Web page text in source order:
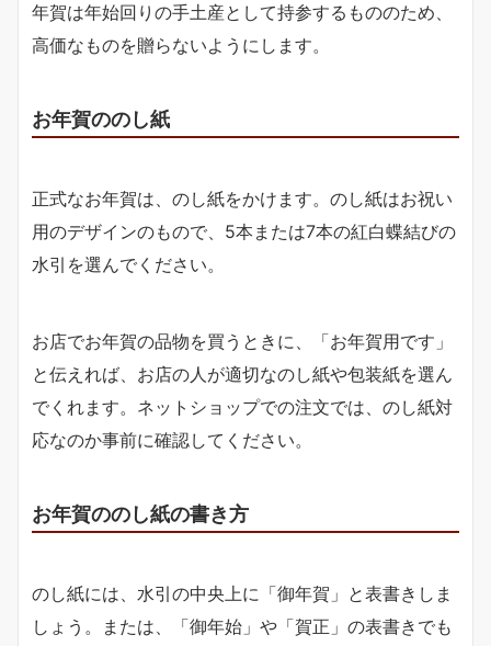
年賀は年始回りの手土産として持参するもののため、
高価なものを贈らないようにします。
お年賀ののし紙
正式なお年賀は、のし紙をかけます。のし紙はお祝い
用のデザインのもので、5本または7本の紅白蝶結びの
水引を選んでください。
お店でお年賀の品物を買うときに、「お年賀用です」
と伝えれば、お店の人が適切なのし紙や包装紙を選ん
でくれます。ネットショップでの注文では、のし紙対
応なのか事前に確認してください。
お年賀ののし紙の書き方
のし紙には、水引の中央上に「御年賀」と表書きしま
しょう。または、「御年始」や「賀正」の表書きでも